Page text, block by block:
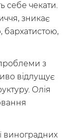
себе чекати.
зникає
бархатистою,
з
відлущує
Олія
виноградних